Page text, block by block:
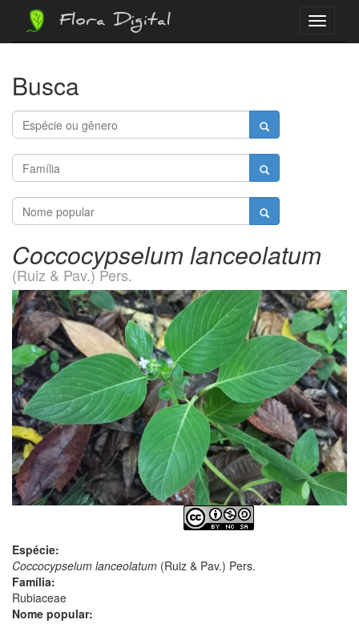
Menu
Flora Digital
Busca
Coccocypselum lanceolatum
(Ruiz & Pav.) Pers.
Espécie:
Coccocypselum lanceolatum (Ruiz & Pav.) Pers.
Família:
Rubiaceae
Nome popular: